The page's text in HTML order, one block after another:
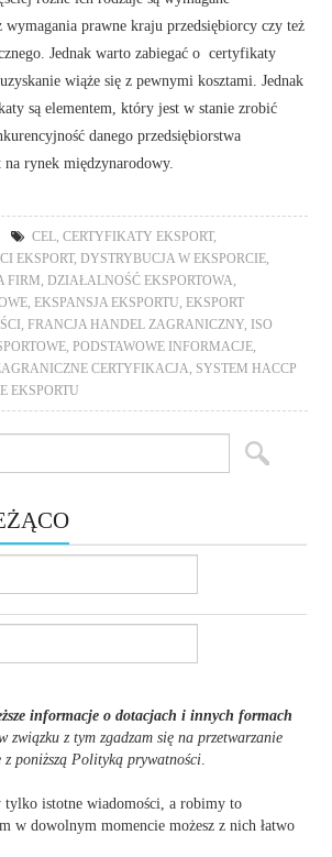
wymagania prawne kraju przedsiębiorcy czy też
Jednak warto zabiegać o certyfikaty
wiąże się z pewnymi kosztami. Jednak
są elementem, który jest w stanie zrobić
danego przedsiębiorstwa
na rynek międzynarodowy.
CEL ,CERTYFIKATY EKSPORT,
EKSPORT,DYSTRYBUCJA W EKSPORCIE
FIRM ,DZIAŁALNOŚĆ EKSPORTOWA
,EKSPANSJA EKSPORTU ,EKSPORT
,FRANCJA HANDEL ZAGRANICZNY
ISO
,PODSTAWOWE INFORMACJE
CERTYFIKACJA
SYSTEM HACCP
EKSPORTU
informacje o dotacjach i innych formach
w związku z tym zgadzam się na przetwarzanie
z poniższą Polityką prywatności
tylko istotne wiadomości, a robimy to
w dowolnym momencie możesz z nich łatwo